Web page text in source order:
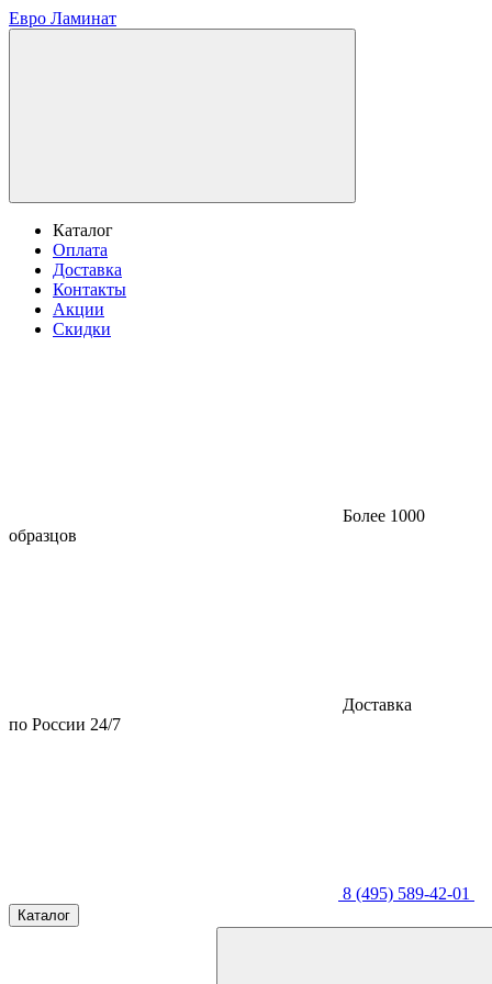
Евро Ламинат
Каталог
Оплата
Доставка
Контакты
Акции
Скидки
Более 1000
образцов
Доставка
по России 24/7
8 (495) 589-42-01
Каталог